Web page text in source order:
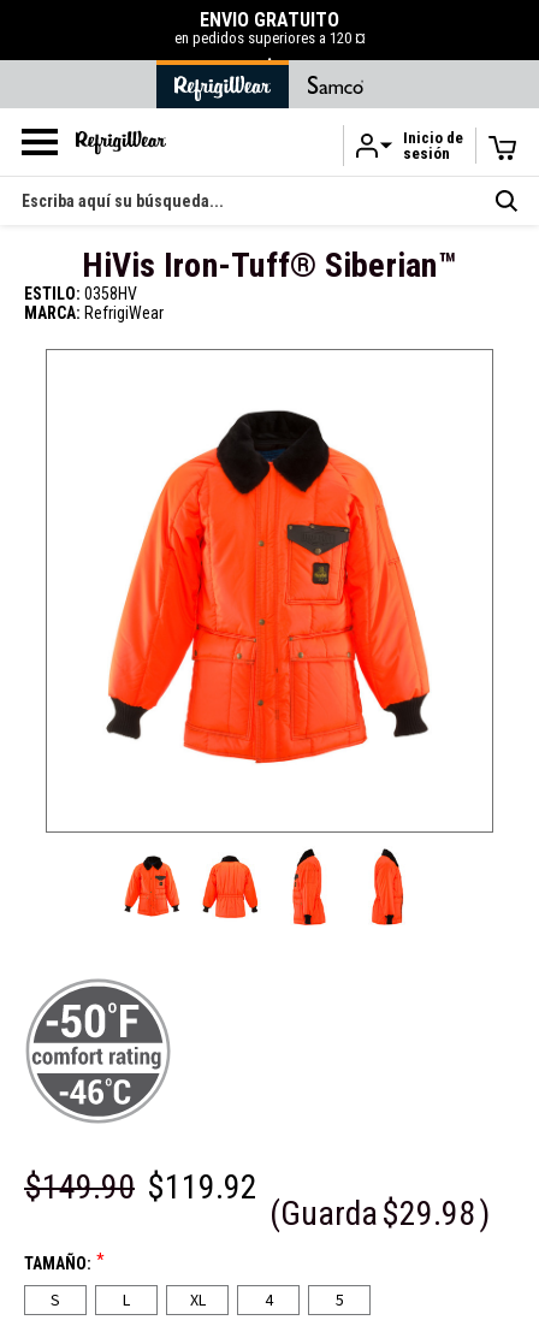
Ir al contenido principal
ENVÍO GRATUITO
en pedidos superiores a 120 ¤
.
Inicio de
sesión
Buscar
en
HiVis Iron-Tuff® Siberian™
ESTILO: 0358HV
MARCA: RefrigiWear
$149.90 $119.92
(Guarda$29.98)
TAMAÑO: *
S L XL 4 5